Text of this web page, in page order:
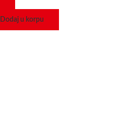
Dodaj u korpu